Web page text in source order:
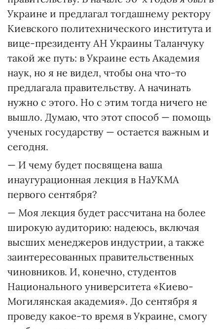
Украине и предлагал тогдашнему ректору
Киевского политехнического института и
вице-президенту АН Украины Таланчуку
такой же путь: в Украине есть Академия
наук, но я не видел, чтобы она что-то
предлагала правительству. А начинать
нужно с этого. Но с этим тогда ничего не
вышло. Думаю, что этот способ — помощь
ученых государству — остается важным и
сегодня.
— И чему будет посвящена ваша
инаугурационная лекция в НаУКМА
первого сентября?
— Моя лекция будет рассчитана на более
широкую аудиторию: надеюсь, включая
высших менеджеров индустрии, а также
заинтересованных правительственных
чиновников. И, конечно, студентов
Национального университета «Киево-
Могилянская академия». До сентября я
проведу какое-то время в Украине, смогу